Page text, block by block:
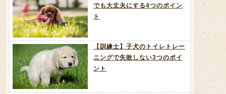
でも大丈夫にする4つのポイン
ト
【訓練士】子犬のトイレトレー
ニングで失敗しない3つのポイ
ント